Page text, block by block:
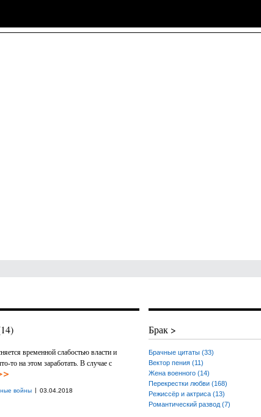
временной слабостью власти и
то на этом заработать. В случае с
войны | 03.04.2018
Брак >
Брачные цитаты (33)
Вектор пения (11)
Жена военного (14)
Перекрестки любви (168)
Режиссёр и актриса (13)
Романтический развод (7)